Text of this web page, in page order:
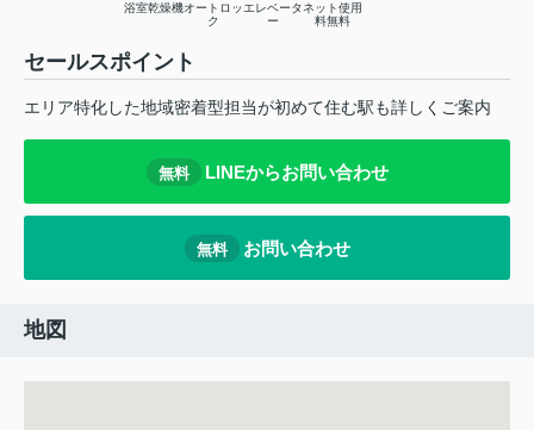
浴室乾燥機オートロッ
ク
エレベータ
ー
ネット使用
料無料
セールスポイント
エリア特化した地域密着型担当が初めて住む駅も詳しくご案内
無料 LINEからお問い合わせ
無料 お問い合わせ
地図